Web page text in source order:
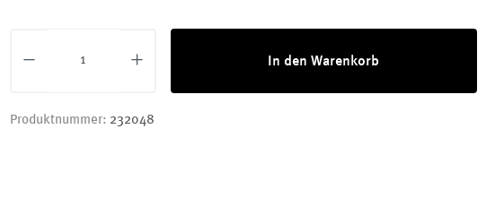
In den Warenkorb
Produktnummer: 232048